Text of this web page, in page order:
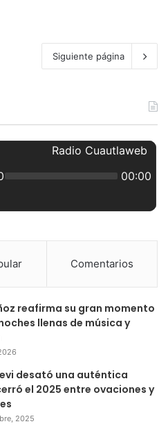
Siguiente página
Comentarios
reafirma su gran momento
llenas de música y
desató una auténtica
el 2025 entre ovaciones y
2025